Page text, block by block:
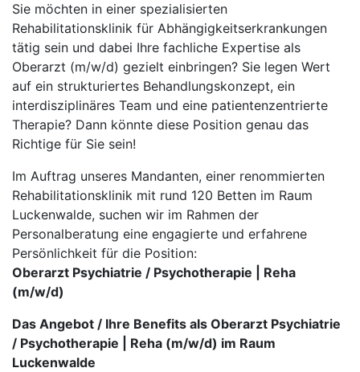
Sie möchten in einer spezialisierten
Rehabilitationsklinik für Abhängigkeitserkrankungen
tätig sein und dabei Ihre fachliche Expertise als
Oberarzt (m/w/d) gezielt einbringen? Sie legen Wert
auf ein strukturiertes Behandlungskonzept, ein
interdisziplinäres Team und eine patientenzentrierte
Therapie? Dann könnte diese Position genau das
Richtige für Sie sein!
Im Auftrag unseres Mandanten, einer renommierten
Rehabilitationsklinik mit rund 120 Betten im Raum
Luckenwalde, suchen wir im Rahmen der
Personalberatung eine engagierte und erfahrene
Persönlichkeit für die Position:
Oberarzt Psychiatrie / Psychotherapie | Reha
(m/w/d)
Das Angebot / Ihre Benefits als Oberarzt Psychiatrie
/ Psychotherapie | Reha (m/w/d) im Raum
Luckenwalde